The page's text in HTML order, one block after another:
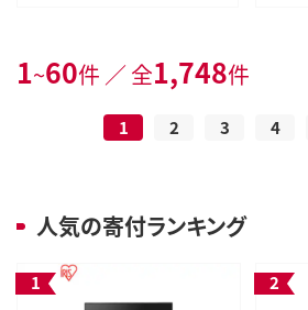
1~60件 ／ 全1,748件
1 2 3 4
人気の寄付ランキング